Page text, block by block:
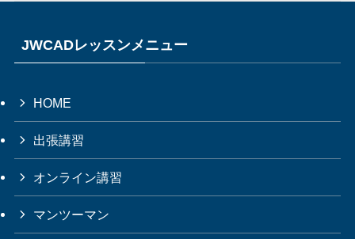
JWCADレッスンメニュー
HOME
出張講習
オンライン講習
マンツーマン